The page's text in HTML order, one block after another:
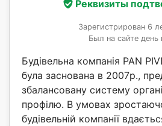
Реквизиты
Зарегистрирован 6
Был на сайте день
Будівельна компанія PAN
була заснована в 2007р.,
збалансовану систему
профілю. В умовах
будівельній компанії